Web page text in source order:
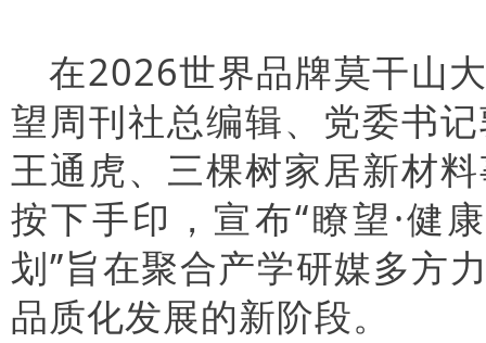
在2026世界品牌莫干山
望周刊社总编辑、党委书
王通虎、三棵树家居新材
按下手印，宣布“瞭望·健
划”旨在聚合产学研媒多方
品质化发展的新阶段。